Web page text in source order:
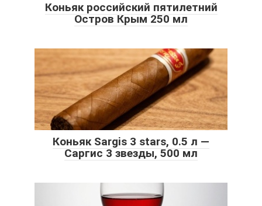
Коньяк российский пятилетний
Остров Крым 250 мл
Коньяк Sargis 3 stars, 0.5 л —
Саргис 3 звезды, 500 мл